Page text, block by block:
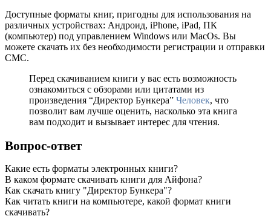
Доступные форматы книг, пригодны для использования на
различных устройствах: Андроид, iPhone, iPad, ПК
(компьютер) под управлением Windows или MacOs. Вы
можете скачать их без необходимости регистрации и отправки
СМС.
Перед скачиванием книги у вас есть возможность
ознакомиться с обзорами или цитатами из
произведения “Директор Бункера” Человек, что
позволит вам лучше оценить, насколько эта книга
вам подходит и вызывает интерес для чтения.
Вопрос-ответ
Какие есть форматы электронных книги?
В каком формате скачивать книги для Айфона?
Как скачать книгу "Директор Бункера"?
Как читать книги на компьютере, какой формат книги
скачивать?